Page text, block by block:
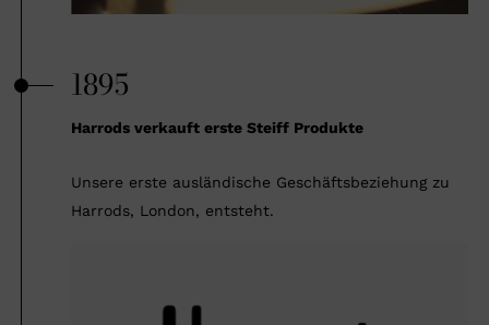
1895
Harrods verkauft erste Steiff Produkte
Unsere erste ausländische Geschäftsbeziehung zu
Harrods, London, entsteht.